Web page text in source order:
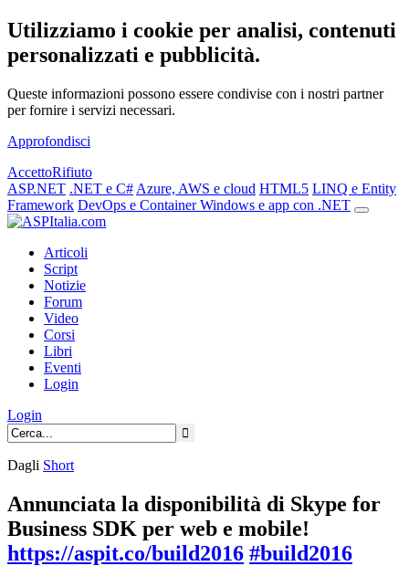
Utilizziamo i cookie per analisi, contenuti
personalizzati e pubblicità.
Queste informazioni possono essere condivise con i nostri partner
per fornire i servizi necessari.
Approfondisci
AccettoRifiuto
ASP.NET .NET e C# Azure, AWS e cloud HTML5 LINQ e Entity
Framework DevOps e ContainerWindows e app con .NET
Articoli
Script
Notizie
Forum
Video
Corsi
Libri
Eventi
Login
Login
Dagli Short
Annunciata la disponibilità di Skype for
Business SDK per web e mobile!
https://aspit.co/build2016 #build2016